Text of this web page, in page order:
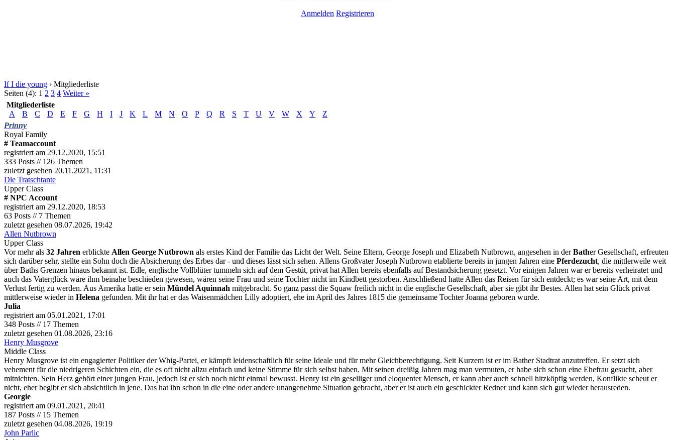
Anmelden Registrieren
If I die young › Mitgliederliste
Seiten (4): 1 2 3 4 Weiter »
Mitgliederliste
A
B C D E F G H I J K L M N O P Q R S T U V W X Y
Z
Prinny
Royal Family
# Teamaccount
registriert am 29.12.2020, 15:51
333 Posts // 126 Themen
zuletzt gesehen 20.11.2021, 11:31
Die Tratschtante
Upper Class
# NPC Account
registriert am 29.12.2020, 18:53
63 Posts // 7 Themen
zuletzt gesehen 08.07.2026, 19:42
Allen Nutbrown
Upper Class
Vor mehr als 32 Jahren erblickte Allen George Nutbrown als erstes Kind der Familie das Licht der Welt. Seine Eltern, George Joseph und Elizabeth Nutbrown, angesehen in derBather Gesellschaft, erfreuten
sich darüber sehr, stellte ein Sohn doch die Absicherung des Erbes dar - und dieses lässt sich sehen. Allens Großvater Joseph Nutbrown etablierte bereits in jungen Jahren eine Pferdezucht, die mittlerweile weit
über Baths Grenzen hinaus bekannt ist. Edle, englische Vollblüter tummeln sich auf dem Gestüt, privat hat Allen bereits ebenfalls auf Bestandsicherung gesetzt. Vor einigen Jahren war er bereits verheiratet und
auch das Vaterglück wäre ihm beinahe beschieden gewesen, wären seine Frau und seine Tochter nicht im Kindbett gestorben. Anschließend hatte Allen das Reisen für sich entdeckt; es war seine Art, mit dem
Verlust fertig zu werden. Aus Amerika hatte er sein Mündel Aquinnah mitgebracht. So ganz passt die Squaw freilich nicht in die englische Gesellschaft, aber sie gibt ihr Bestes. Allen hat sein Glück privat
mittlerweise wieder in Helena gefunden. Mit ihr hat er das Waisenmädchen Lilly adoptiert, ehe im April des Jahres 1815 die gemeinsame Tochter Joanna geboren wurde.
Julia
registriert am 05.01.2021, 17:01
348 Posts // 17 Themen
zuletzt gesehen 01.08.2026, 23:16
Henry Musgrove
Middle Class
Henry Musgrove ist ein engagierter Politiker der Whig-Partei, er kämpft leidenschaftlich für seine Ideale und für mehr Gleichberechtigung. Seit Kurzem ist er im Bather Stadtrat anzutreffen. Er setzt sich
vehement für die niedrigeren Schichten ein, die es oft nicht allzu einfach und keine Stimme für sich selbst haben. Mit seinen dreißig Jahren mag man vermuten, er habe sich schon eine Ehefrau gesucht, aber
mitnichten. Sein Herz gehört einer jungen Frau, jedoch ist er sich noch nicht einmal bewusst. Henry ist ein geselliger und eloquenter Mensch, er kann aber auch schnell hitzköpfig werden, Konflikte scheut er
nicht, eher begibt er sich absichtlich in jene. Das hat ihn schon in die eine oder andere unangenehme Situation gebracht, aber er ist auch ein geschickter Redner und kann sich gut wieder herausreden.
Georgie
registriert am 09.01.2021, 20:41
187 Posts // 15 Themen
zuletzt gesehen 04.08.2026, 19:19
John Parlic